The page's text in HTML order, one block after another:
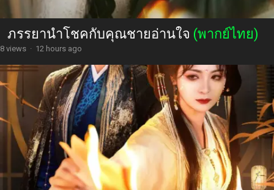
ภรรยานำโชคกับคุณชายอ่านใจ (พากย์ไทย)
8 views · 12 hours ago